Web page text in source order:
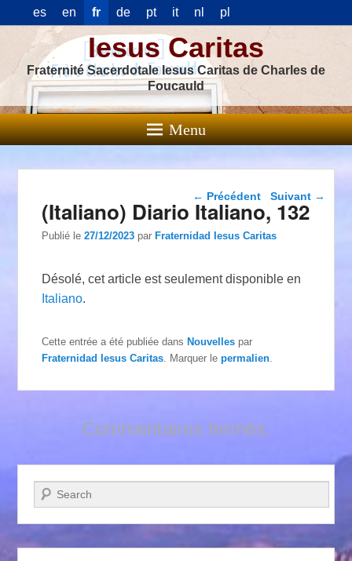
es en fr de pt it nl pl
Iesus Caritas
Fraternité Sacerdotale Iesus Caritas de Charles de
Foucauld
Menu
Navigation dans les
articles
← Précédent Suivant →
(Italiano) Diario Italiano, 132
Publié le27/12/2023 parFraternidad Iesus Caritas
Désolé, cet article est seulement disponible en
Italiano.
Cette entrée a été publiée dansNouvelles par
Fraternidad Iesus Caritas . Marquer lepermalien
Commentaires fermés.
Recherche